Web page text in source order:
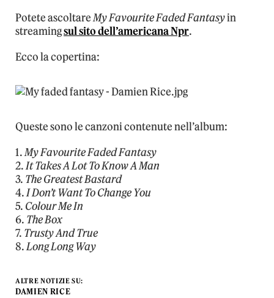
Potete ascoltareMy Favourite Faded Fantasyin
streamingsul sito dell’americana Npr.
Ecco la copertina:
Queste sono le canzoni contenute nell’album:
1.My Favourite Faded Fantasy
2.It Takes A Lot To Know A Man
3. The Greatest Bastard
4.I Don’t Want To Change You
5. Colour Me In
6. The Box
7. Trusty And True
8.Long Long Way
ALTRE NOTIZIE SU:
DAMIEN RICE